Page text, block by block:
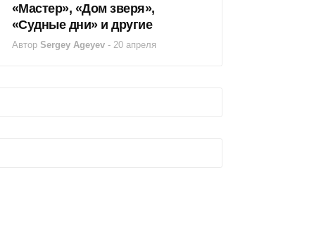
«Мастер», «Дом зверя»,
«Судные дни» и другие
Автор Sergey Ageyev - 20 апреля